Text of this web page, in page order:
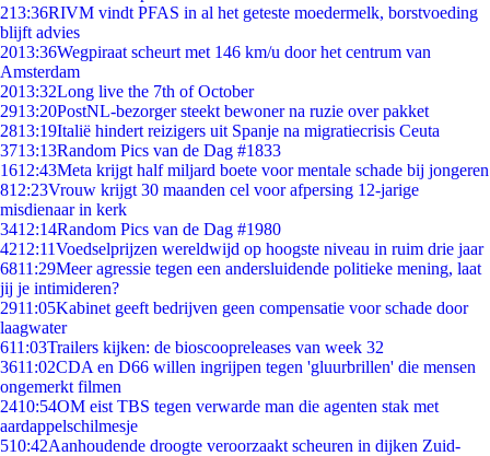
213:36RIVM vindt PFAS in al het geteste moedermelk, borstvoeding
blijft advies
2013:36Wegpiraat scheurt met 146 km/u door het centrum van
Amsterdam
2013:32Long live the 7th of October
2913:20PostNL-bezorger steekt bewoner na ruzie over pakket
2813:19Italië hindert reizigers uit Spanje na migratiecrisis Ceuta
3713:13Random Pics van de Dag #1833
1612:43Meta krijgt half miljard boete voor mentale schade bij jongeren
812:23Vrouw krijgt 30 maanden cel voor afpersing 12-jarige
misdienaar in kerk
3412:14Random Pics van de Dag #1980
4212:11Voedselprijzen wereldwijd op hoogste niveau in ruim drie jaar
6811:29Meer agressie tegen een andersluidende politieke mening, laat
jij je intimideren?
2911:05Kabinet geeft bedrijven geen compensatie voor schade door
laagwater
611:03Trailers kijken: de bioscoopreleases van week 32
3611:02CDA en D66 willen ingrijpen tegen 'gluurbrillen' die mensen
ongemerkt filmen
2410:54OM eist TBS tegen verwarde man die agenten stak met
aardappelschilmesje
510:42Aanhoudende droogte veroorzaakt scheuren in dijken Zuid-